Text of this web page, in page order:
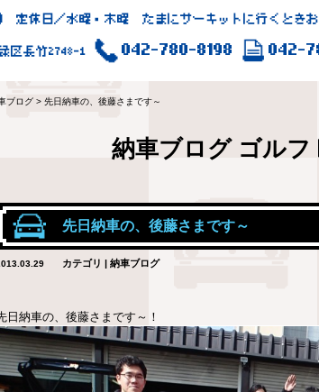
定休日／水曜・木曜 たまにサーキットに行くときお
区長竹2748-1 042-780-8198 042-
ブログ > 先日納車の、後藤さまです～
納車ブログ ゴル
先日納車の、後藤さまです～
カテゴリ | 納車ブログ
日納車の、後藤さまです～！